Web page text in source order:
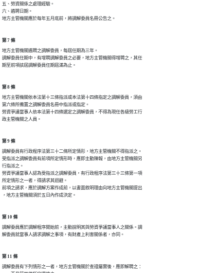
五、勞資關係之處理經驗。
六、遴聘日期。
地方主管機關應於每年五月底前，將調解委員名冊公告之。
第 7 條
地方主管機關遴聘之調解委員，每屆任期為三年。
調解委員任期中，有增聘調解委員之必要，地方主管機關得增聘之，其任
期至前項該屆調解委員任期屆滿為止。
第 8 條
地方主管機關依本法第十三條指派或本法第十四條指定之調解委員，須由
第六條所備置之調解委員名冊中指派或指定。
勞資爭議當事人依本法第十四條選定之調解委員，不得為現任各級勞工行
政主管機關之人員。
第 9 條
調解委員有行政程序法第三十二條所定情形，地方主管機關不得指派之。
受指派之調解委員有前項所定情形時，應即主動陳報，由地方主管機關另
行指派之。
勞資爭議當事人認為受指派之調解委員，有行政程序法第三十三條第一項
所定情形之一者，得請求其迴避。
前項之請求，應於調解方案作成前，以書面敘明理由向地方主管機關提出
，地方主管機關須於五日內作成決定。
第 10 條
調解委員應於調解程序開始前，主動說明其與勞資爭議當事人之關係。調
解委員就當事人請求調解之事項，有財產上利害關係者，亦同。
第 11 條
調解委員有下列情形之一者，地方主管機關於查證屬實後，應即解聘之：